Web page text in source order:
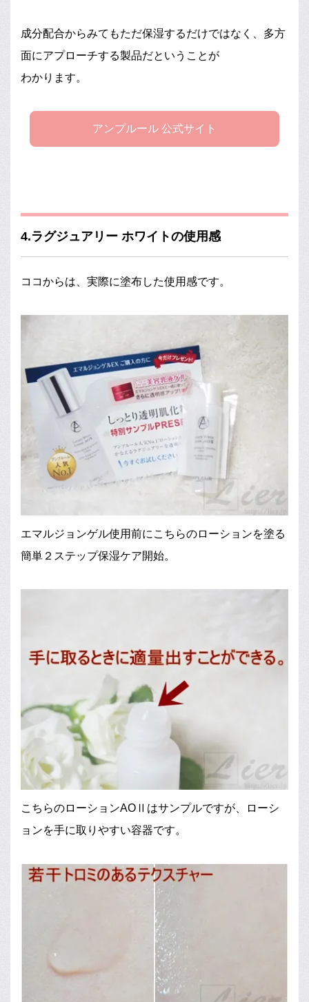
成分配合からみてもただ保湿するだけではなく、多方
面にアプローチする製品だということが
わかります。
アンプルール 公式サイト
4.ラグジュアリー ホワイトの使用感
ココからは、実際に塗布した使用感です。
エマルジョンゲル使用前にこちらのローションを塗る
簡単２ステップ保湿ケア開始。
こちらのローションAOⅡはサンプルですが、ローシ
ョンを手に取りやすい容器です。